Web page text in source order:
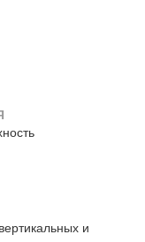
и